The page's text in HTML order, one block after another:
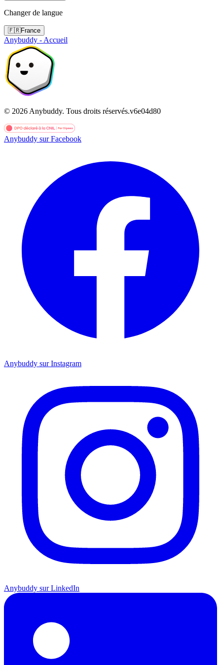
Changer de langue
🇫🇷France
Anybuddy - Accueil
© 2026 Anybuddy. Tous droits réservés.v6e04d80
Anybuddy sur Facebook
Anybuddy sur Instagram
Anybuddy sur LinkedIn